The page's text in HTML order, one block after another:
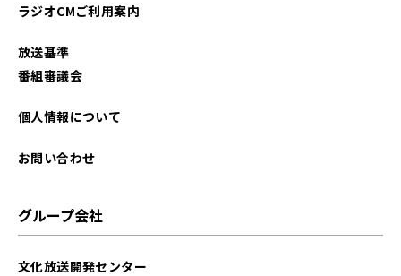
ラジオCMご利用案内
放送基準
番組審議会
個人情報について
お問い合わせ
グループ会社
文化放送開発センター